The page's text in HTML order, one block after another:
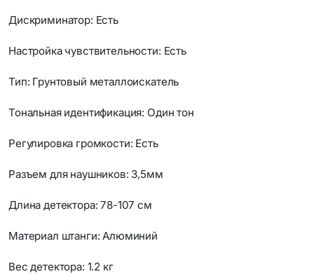
Дискриминатор: Есть
Настройка чувствительности: Есть
Тип: Грунтовый металлоискатель
Тональная идентификация: Один тон
Регулировка громкости: Есть
Разъем для наушников: 3,5мм
Длина детектора: 78-107 см
Материал штанги: Алюминий
Вес детектора: 1.2 кг